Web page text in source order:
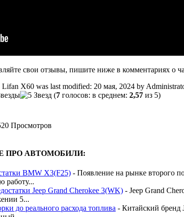
свои отзывы, пишите ниже в комментариях о
Lifan X60 was last modified: 20 мая, 2024 by
(7 голосов: в среднем: 2,57 из 5)
Просмотров
ПРО АВТОМОБИЛИ:
BMW X3(F25) - Появление на рынке второго
работу...
Jeep Grand Cherokee 3(WK) - Jeep Grand
5...
до реального расхода топлива - Китайский бренд